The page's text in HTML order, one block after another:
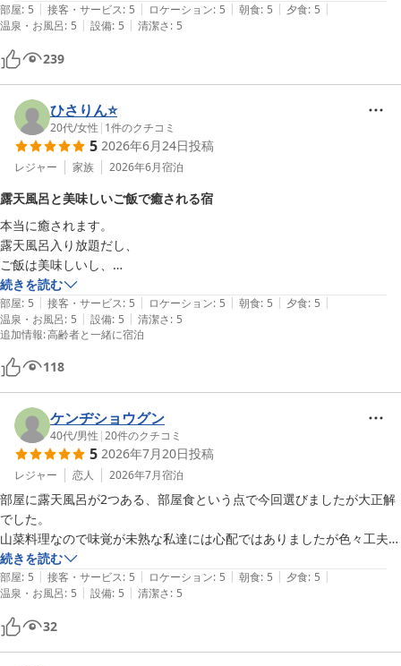
接客もとても良く、過剰に構えた感じがないのに、必要なところにはき
ちんと気が届いていて終始心地よく過ごせました。押しつけがましさの
ない、落ち着いたおもてなしです。
お風呂は泉質が素晴らしく、部屋でも大浴場でもゆっくりと湯を楽しめ
ました。身体の芯から温まり、ただ入っているだけで満たされるような
感覚があります。
食事も非常に満足度が高く、一品一品が丁寧に作られていて、土地の良
さがきちんと伝わってきました。華美に寄りすぎず、それでいてしっか
り美味しい。旅館の食事として理想的な内容だったと思います。
立地、接客、温泉、食事のどれを取っても満足度が高く、全体として非
常に完成度の高い宿でした。またぜひ伺いたいです。
部屋: 5 | 接客・サービス: 5 | ロケーション: 5 | 朝食: 5 | 夕食: 5 |
温泉・お風呂: 5 | 設備: 5 | 清潔さ: 5
239
ひさりん⭐️
20代/女性 | 1件のクチコミ
5 2026年6月24日投稿
レジャー 家族 2026年6月宿泊
露天風呂と美味しいご飯で癒される宿
本当に癒されます。
露天風呂入り放題だし、
ご飯は美味しいし、
そら豆にスープ食べに行く価値ありだし、
朝ご飯ま釜で出てきて、味噌汁も熱々です。
少食プランでもお腹いっぱいになります。
また違うお部屋も行ってみたいです。
続きを読む
部屋: 5 | 接客・サービス: 5 | ロケーション: 5 | 朝食: 5 | 夕食: 5 |
温泉・お風呂: 5 | 設備: 5 | 清潔さ: 5
追加情報:高齢者と一緒に宿泊
118
ケンヂショウグン
40代/男性 |20件のクチコミ
5 2026年7月20日投稿
レジャー 恋人 2026年7月宿泊
部屋に露天風呂が2つある、部屋食という点で今回選びましたが大正解
でした。
山菜料理なので味覚が未熟な私達には心配ではありましたが色々工夫が
されており美味しくいただけました。
また、ご飯を何杯もおかわりしましたが食事の要望にも応えていただき
大満足でした。
他の方の口コミにもあったようにチェックインしてからチェックアウト
まで一歩も出ず過ごしました。
続きを読む
部屋: 5 | 接客・サービス: 5 | ロケーション: 5 | 朝食: 5 | 夕食: 5 |
温泉・お風呂: 5 | 設備: 5 | 清潔さ: 5
32